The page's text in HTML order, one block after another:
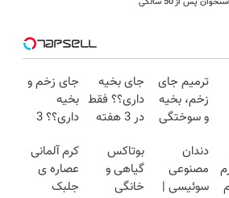
و
ترمیم جای
زخم، بخیه
و سوختگی
هفته!!😍
جای بخیه
داری؟؟ فقط
در 3 هفته
کن!😍
جای زخم و
بخیه
داری؟؟ 3
محوش کن!
دندان
مصنوعی
سوئیسی |
بوتاکس
گیاهی و
خانگی
کرم آلمانی
عصاره ی
جلبک